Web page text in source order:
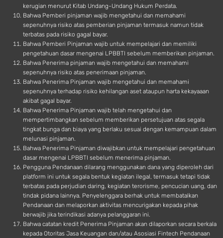
kerugian menurut Kitab Undang-Undang Hukum Perdata.
Bahwa Pemberi pinjaman wajib mengetahui dan memahami
sepenuhnya risiko atas pemberian pinjaman termasuk namun tidak
terbatas pada risiko gagal bayar.
Bahwa Pemberi Pinjaman wajib untuk mempelajari dan memiliki
pengetahuan dasar mengenai LPBBTI sebelum memberikan pinjaman.
Bahwa Penerima pinjaman wajib mengetahui dan memahami
sepenuhnya risiko atas penerimaan pinjaman.
Bahwa Penerima Pinjaman wajib mengetahui dan memahami
sepenuhnya terhadap risiko kehilangan aset ataupun harta kekayaaan
akibat gagal bayar.
Bahwa Penerima Pinjaman wajib telah mengetahui dan
mempertimbangkan sebelum memberikan persetujuan atas segala
tingkat bunga dan biaya yang berlaku sesuai dengan kemampuan dalam
melunasi pinjaman.
Bahwa Penerima Pinjaman diwajibkan untuk mempelajari pengetahuan
dasar mengenai LPBBTI sebelum menerima pinjaman.
Pengguna Pendanaan dilarang menggunakan dana yang diperoleh dari
platform ini untuk segala bentuk kegiatan ilegal, termasuk tetapi tidak
terbatas pada perjudian daring, kegiatan terorisme, pencucian uang, dan
tindak pidana lainnya. Penyelenggara berhak untuk membatalkan
Pendanaan dan melaporkan aktivitas mencurigakan kepada pihak
berwajib jika terindikasi adanya pelanggaran ini.
Bahwa catatan kredit Penerima Pinjaman akan dilaporkan secara berkala
kepada Otoritas Jasa Keuangan dan/atau Asosiasi Fintech Pendanaan